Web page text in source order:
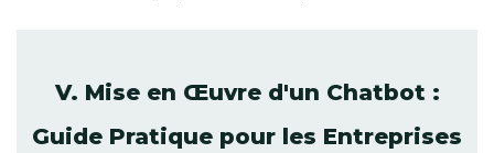
V. Mise en Œuvre d'un Chatbot :
Guide Pratique pour les Entreprises